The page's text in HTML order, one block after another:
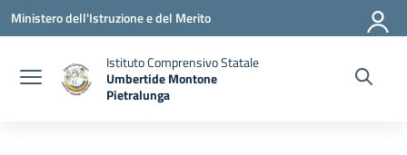
Vai ai contenuti
Vai al menu di navigazione
Vai al footer
Ministero dell'Istruzione e del Merito
Istituto Comprensivo Statale
Umbertide Montone
Pietralunga